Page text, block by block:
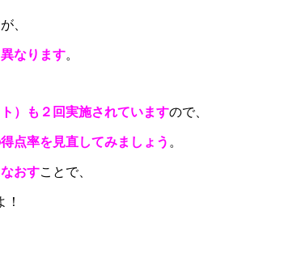
、
なります。
）も２回実施されていますので、
点率を見直してみましょう 。
おすことで、